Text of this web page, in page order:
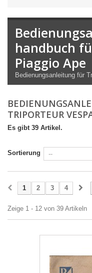
handbuch
Piaggio Ape
Bedienungsanleitung für
TRIPORTEUR
Es gibt 39 Artikel.
Sortierung
1 2 3 4
Zeige 1 - 12 von 39 Artikeln